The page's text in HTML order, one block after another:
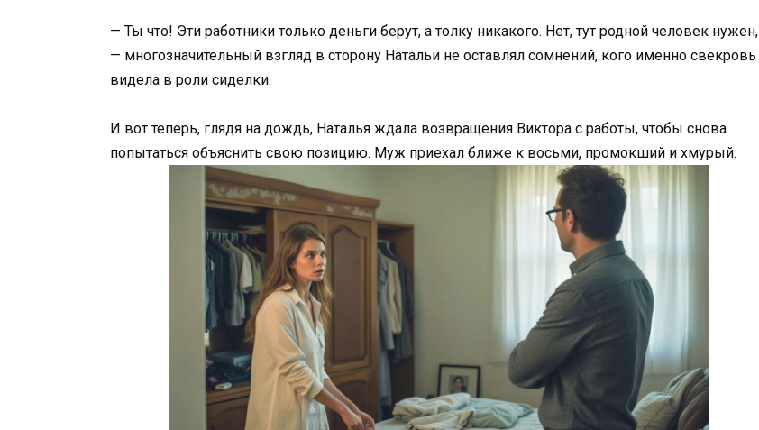
— Ты что! Эти работники только деньги берут, а толку никакого. Нет, тут родной человек нужен,
— многозначительный взгляд в сторону Натальи не оставлял сомнений, кого именно свекровь
видела в роли сиделки.
И вот теперь, глядя на дождь, Наталья ждала возвращения Виктора с работы, чтобы снова
попытаться объяснить свою позицию. Муж приехал ближе к восьми, промокший и хмурый.